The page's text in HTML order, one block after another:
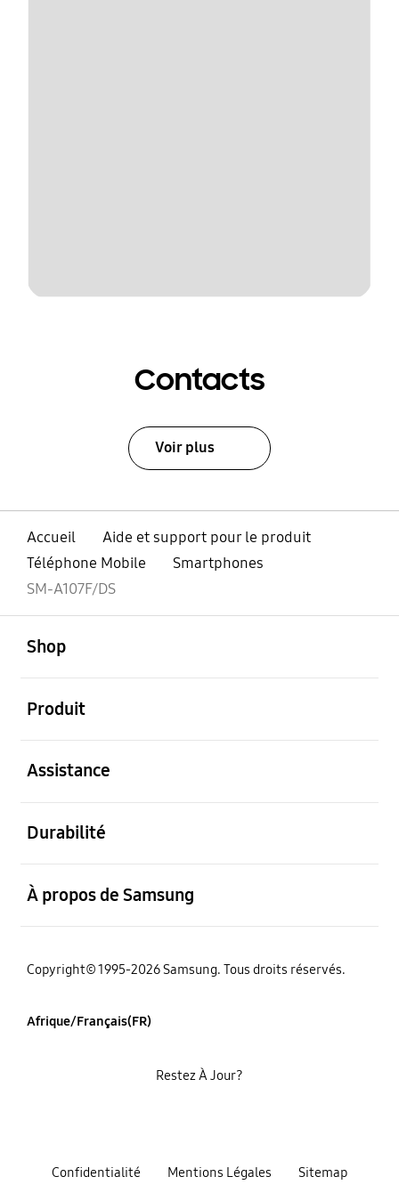
Contacts
Voir plus
Accueil
Aide et support pour le produit
Téléphone Mobile
Smartphones
SM-A107F/DS
Shop
Produit
Assistance
Durabilité
À propos de Samsung
Copyright© 1995-2026 Samsung. Tous droits réservés.
Afrique/Français(FR)
Confidentialité Mentions Légales Sitemap
Restez À Jour?